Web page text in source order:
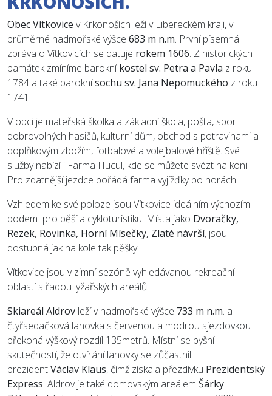
Obec Vítkovice v Krkonoších leží v Libereckém kraji, v
průměrné nadmořské výšce 683 m n.m. První písemná
zpráva o Vítkovicích se datuje rokem 1606. Z historických
památek zmíníme barokníkostel sv. Petra a Pavla z roku
1784 a také baroknísochu sv. Jana Nepomuckého z roku
1741.
V obci je mateřská školka a základní škola, pošta, sbor
dobrovolných hasičů, kulturní dům, obchod s potravinami a
doplňkovým zbožím, fotbalové a volejbalové hřiště. Své
služby nabízí i Farma Hucul, kde se můžete svézt na koni.
Pro zdatnější jezdce pořádá farma vyjížďky po horách.
Vzhledem ke své poloze jsou Vítkovice ideálním výchozím
bodem pro pěší a cykloturistiku. Místa jako Dvoračky,
Rezek, Rovinka, Horní Mísečky, Zlaté návrší, jsou
dostupná jak na kole tak pěšky.
Vítkovice jsou v zimní sezóně vyhledávanou rekreační
oblastí s řadou lyžařských areálů:
Skiareál Aldrov leží v nadmořské výšce 733 m n.m. a
čtyřsedačková lanovka s červenou a modrou sjezdovkou
překoná výškový rozdíl 135metrů. Místní se pyšní
skutečností, že otvírání lanovky se zůčastnil
prezidentVáclav Klaus, čímž získala přezdívku Prezidentský
Express. Aldrov je také domovským areálem Šárky